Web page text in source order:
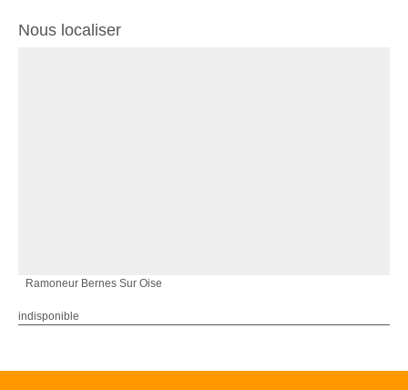
Nous localiser
Ramoneur Bernes Sur Oise
indisponible